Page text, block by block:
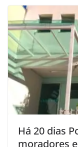
Há 20 dias
moradores